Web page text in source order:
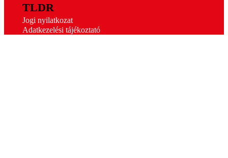
TLDR
Jogi nyilatkozat
Adatkezelési tájékoztató